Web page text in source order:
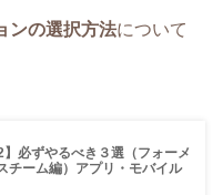
ンの選択方法について
】必ずやるべき３選（フォーメ
チーム編）アプリ・モバイル